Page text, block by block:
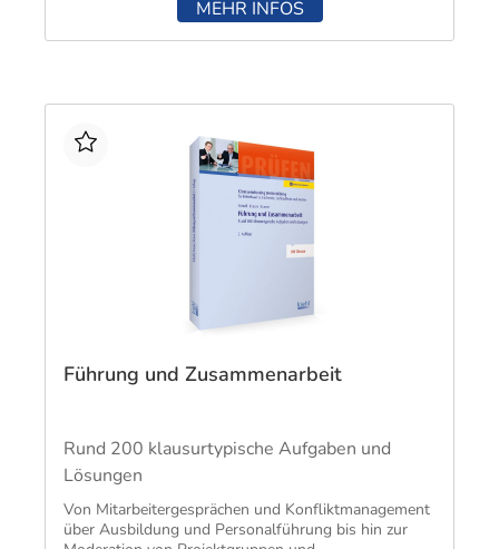
und der Prüfungsanforderungen begrenzt.
MEHR INFOS
Führung und Zusammenarbeit
Rund 200 klausurtypische Aufgaben und
Lösungen
Von Mitarbeitergesprächen und Konfliktmanagement
über Ausbildung und Personalführung bis hin zur